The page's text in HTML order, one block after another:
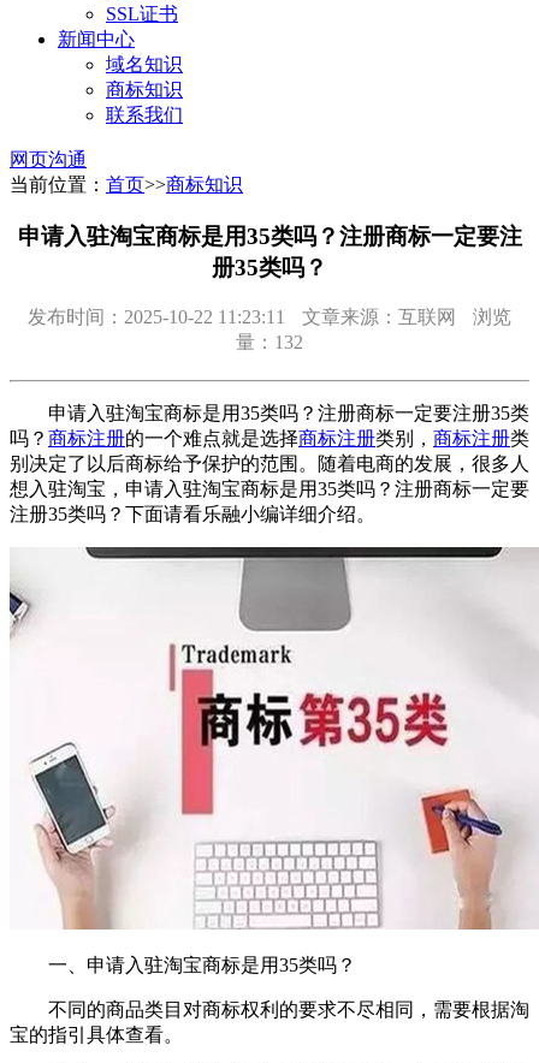
SSL证书
新闻中心
域名知识
商标知识
联系我们
网页沟通
当前位置： 首页>>商标知识
申请入驻淘宝商标是用35类吗？注册商标一定要注
册35类吗？
发布时间：2025-10-22 11:23:11 文章来源：互联网
浏览
量：132
申请入驻淘宝商标是用35类吗？注册商标一定要注册35类
吗？ 商标注册的一个难点就是选择商标注册类别， 商标注册类
别决定了以后商标给予保护的范围。随着电商的发展，很多人
想入驻淘宝，申请入驻淘宝商标是用35类吗？注册商标一定要
注册35类吗？下面请看乐融小编详细介绍。
一、申请入驻淘宝商标是用35类吗？
不同的商品类目对商标权利的要求不尽相同，需要根据淘
宝的指引具体查看。